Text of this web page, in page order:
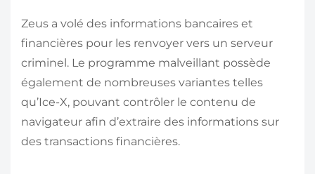
Zeus a volé des informations bancaires et
financières pour les renvoyer vers un serveur
criminel. Le programme malveillant possède
également de nombreuses variantes telles
qu’Ice-X, pouvant contrôler le contenu de
navigateur afin d’extraire des informations sur
des transactions financières.